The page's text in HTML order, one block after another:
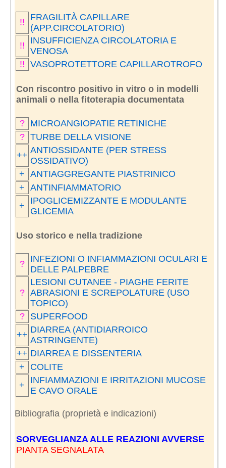
!!
FRAGILITÀ CAPILLARE
(APP.CIRCOLATORIO)
!!
INSUFFICIENZA CIRCOLATORIA E
VENOSA
!! VASOPROTETTORE CAPILLAROTROFO
Con riscontro positivo in vitro o in modelli
animali o nella fitoterapia documentata
?
MICROANGIOPATIE RETINICHE
? TURBE DELLA VISIONE
++ ANTIOSSIDANTE (PER STRESS
OSSIDATIVO)
+ ANTIAGGREGANTE PIASTRINICO
+ ANTINFIAMMATORIO
+
IPOGLICEMIZZANTE E MODULANTE
GLICEMIA
Uso storico e nella tradizione
?
INFEZIONI O INFIAMMAZIONI OCULARI E
DELLE PALPEBRE
?
LESIONI CUTANEE - PIAGHE FERITE
ABRASIONI E SCREPOLATURE (USO
TOPICO)
?
SUPERFOOD
++ DIARREA (ANTIDIARROICO
ASTRINGENTE)
++ DIARREA E DISSENTERIA
+
COLITE
+
INFIAMMAZIONI E IRRITAZIONI MUCOSE
E CAVO ORALE
Bibliografia (proprietà e indicazioni)
SORVEGLIANZA ALLE REAZIONI AVVERSE
PIANTA SEGNALATA